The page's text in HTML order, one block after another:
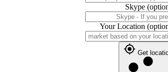
Skype
Your Location
Get